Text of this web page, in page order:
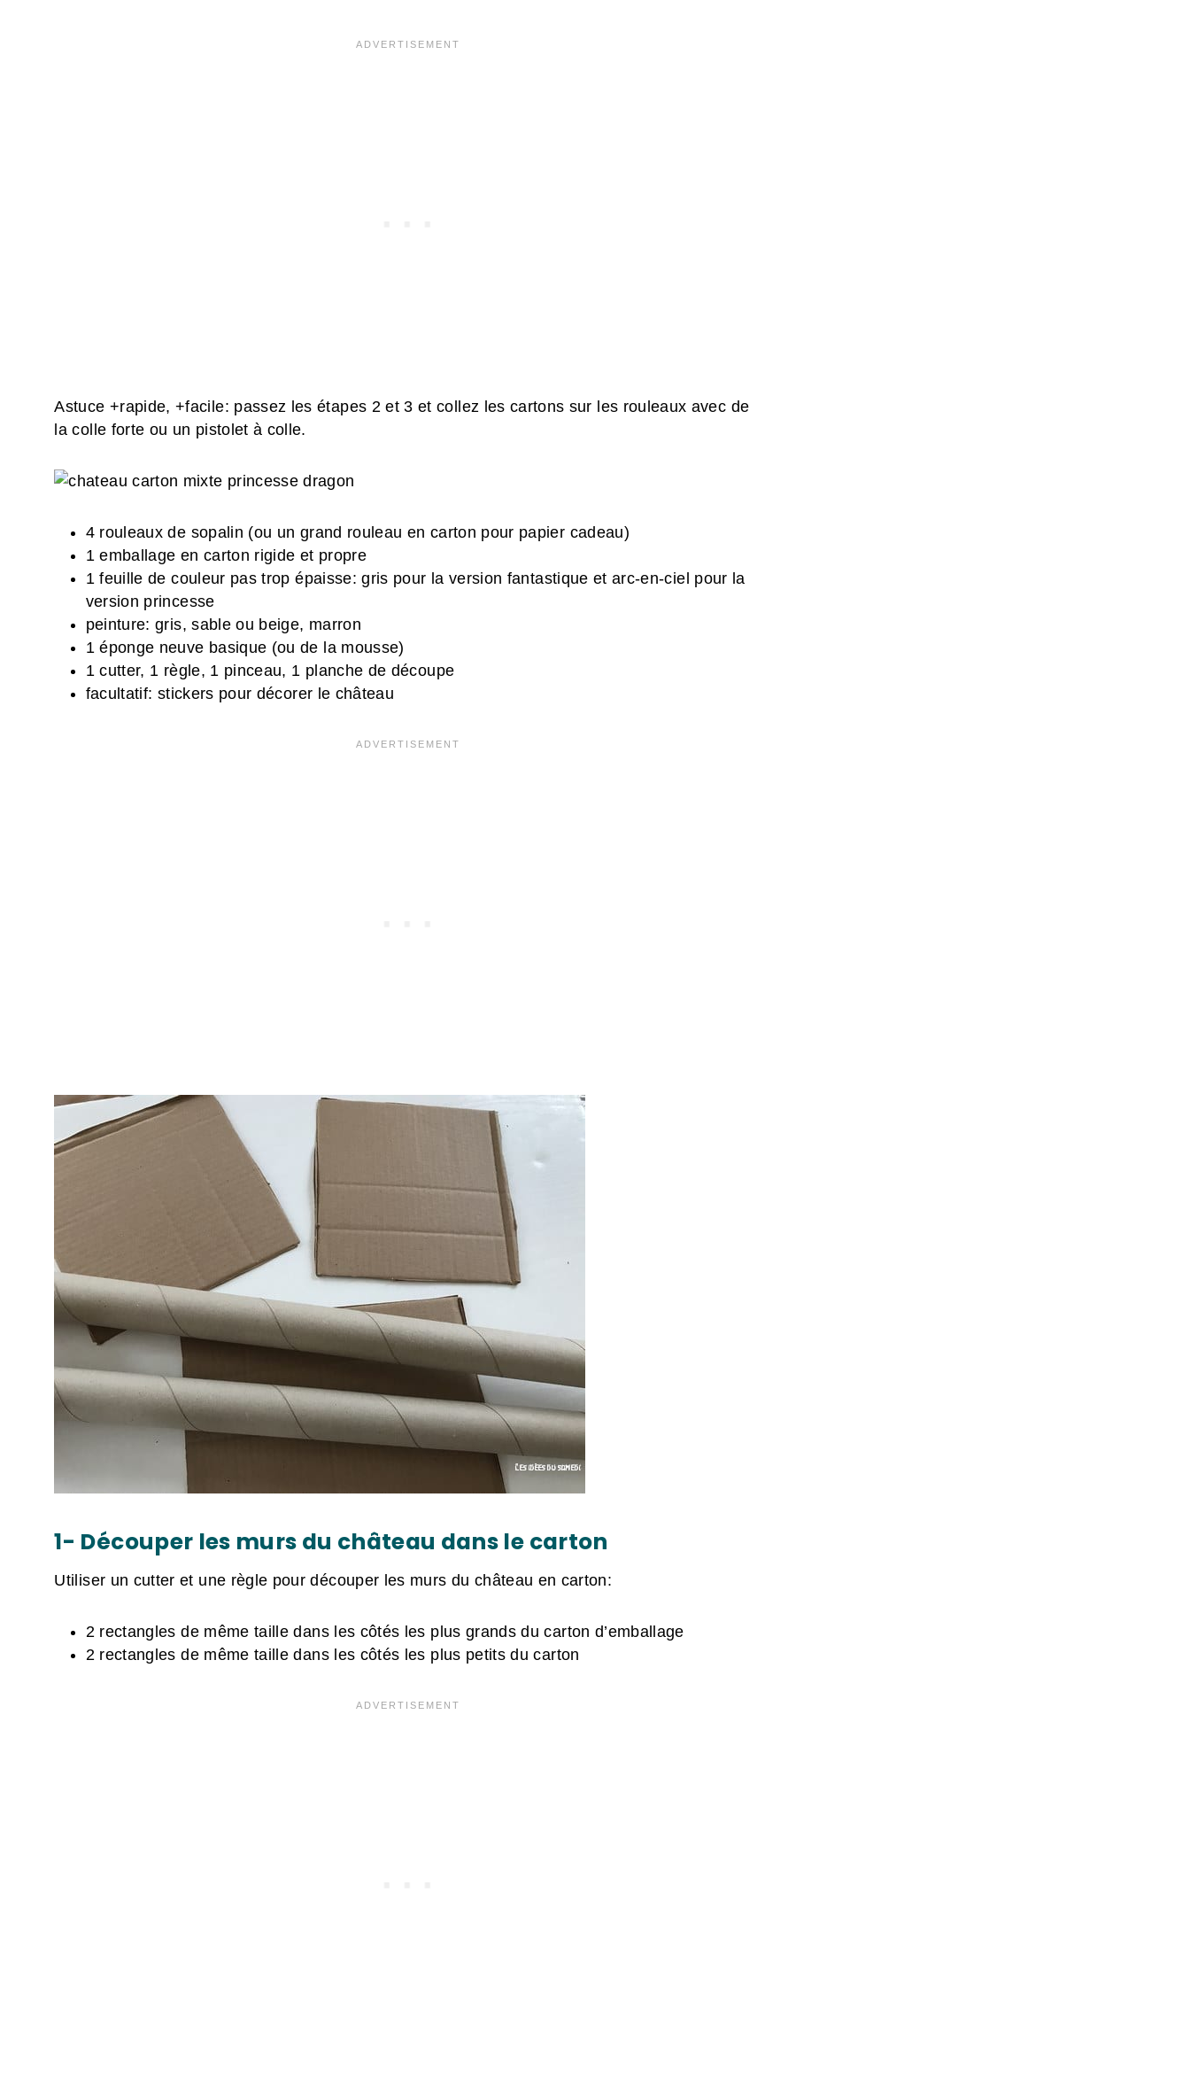
Astuce +rapide, +facile: passez les étapes 2 et 3 et collez les cartons sur les rouleaux avec de
la colle forte ou un pistolet à colle.
4 rouleaux de sopalin (ou un grand rouleau en carton pour papier cadeau)
1 emballage en carton rigide et propre
1 feuille de couleur pas trop épaisse: gris pour la version fantastique et arc-en-ciel pour la
version princesse
peinture: gris, sable ou beige, marron
1 éponge neuve basique (ou de la mousse)
1 cutter, 1 règle, 1 pinceau, 1 planche de découpe
facultatif: stickers pour décorer le château
1- Découper les murs du château dans le carton
Utiliser un cutter et une règle pour découper les murs du château en carton:
2 rectangles de même taille dans les côtés les plus grands du carton d’emballage
2 rectangles de même taille dans les côtés les plus petits du carton